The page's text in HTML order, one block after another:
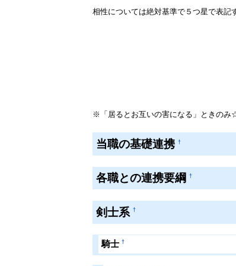
相性については絶対基準で５つ星で表記
※「居るとお互いの害になる」ときの
当職の基礎連携†
各職との連携要綱†
剣士系†
騎士 †